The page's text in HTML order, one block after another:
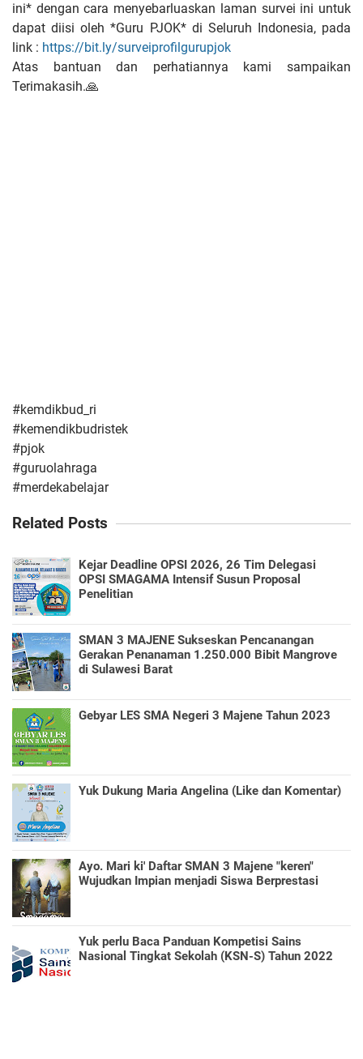
ini* dengan cara menyebarluaskan laman survei ini untuk
dapat diisi oleh *Guru PJOK* di Seluruh Indonesia, pada
link : https://bit.ly/surveiprofilgurupjok
Atas bantuan dan perhatiannya kami sampaikan
Terimakasih.🙏
#kemdikbud_ri
#kemendikbudristek
#pjok
#guruolahraga
#merdekabelajar
Related Posts
Kejar Deadline OPSI 2026, 26 Tim Delegasi
OPSI SMAGAMA Intensif Susun Proposal
Penelitian
SMAN 3 MAJENE Sukseskan Pencanangan
Gerakan Penanaman 1.250.000 Bibit Mangrove
di Sulawesi Barat
Gebyar LES SMA Negeri 3 Majene Tahun 2023
Yuk Dukung Maria Angelina (Like dan Komentar)
Ayo. Mari ki' Daftar SMAN 3 Majene "keren"
Wujudkan Impian menjadi Siswa Berprestasi
Yuk perlu Baca Panduan Kompetisi Sains
Nasional Tingkat Sekolah (KSN-S) Tahun 2022